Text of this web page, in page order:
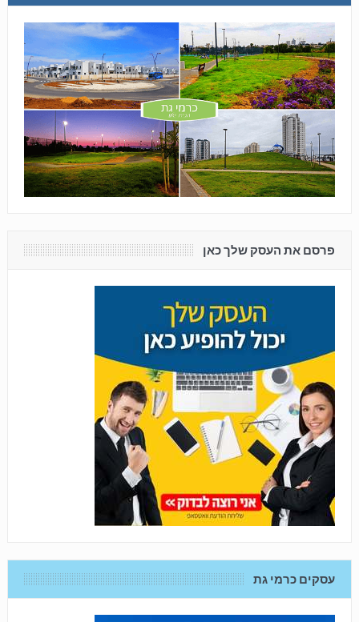
פרסם את העסק שלך כאן
עסקים כרמי גת